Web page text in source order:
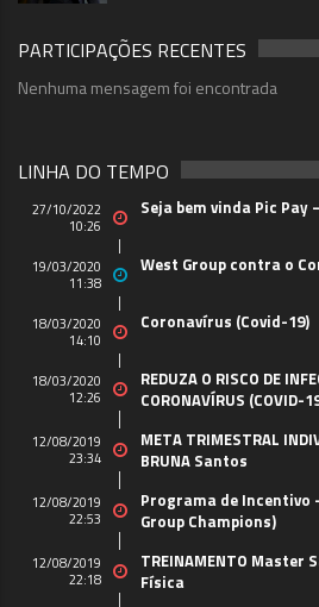
PARTICIPAÇÕES RECENTES
Nenhuma mensagem foi encontrada
LINHA DO TEMPO
27/10/2022
10:26
Seja bem vinda Pic
19/03/2020
11:38
West Group contra o
18/03/2020
14:10
Coronavírus (Covid-19)
18/03/2020
12:26
REDUZA O RISCO DE
CORONAVÍRUS (COVID-
12/08/2019
23:34
META TRIMESTRAL
BRUNA Santos
12/08/2019
22:53
Programa de Incentivo
Group Champions)
12/08/2019
22:18
TREINAMENTO Master
Física